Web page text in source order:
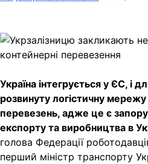
Україна інтегрується у ЄС, і
розвинуту логістичну
перевезень, адже це є
експорту та виробництва в
голова Федерації
перший міністр транспорту